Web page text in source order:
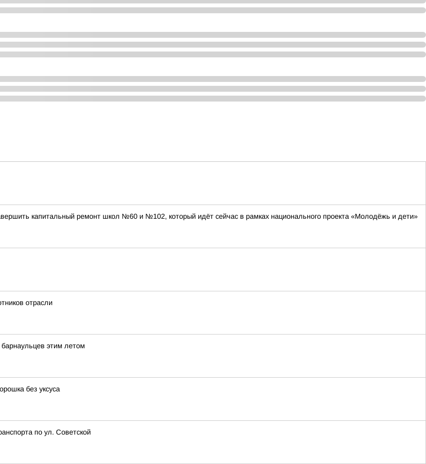
капитальный ремонт школ №60 и №102, который идёт сейчас в рамках национального проекта «Молодёжь и дети»
отрасли
этим летом
без уксуса
по ул. Советской